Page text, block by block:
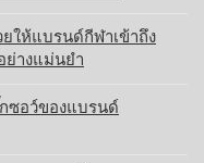
ให้แบรนด์กีฬาเข้าถึง
างแม่นยำ
ซอว์ของแบรนด์